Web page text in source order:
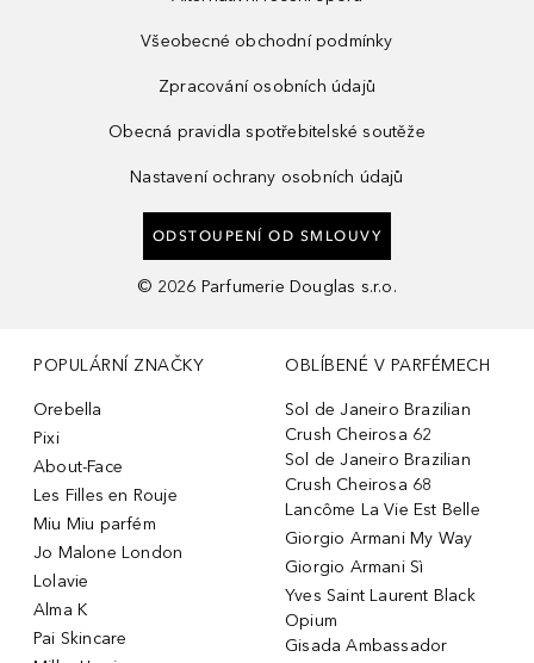
Všeobecné obchodní podmínky
Zpracování osobních údajů
Obecná pravidla spotřebitelské soutěže
Nastavení ochrany osobních údajů
ODSTOUPENÍ OD SMLOUVY
© 2026 Parfumerie Douglas s.r.o.
POPULÁRNÍ ZNAČKY
Orebella
Pixi
About-Face
Les Filles en Rouje
Miu Miu parfém
Jo Malone London
Lolavie
Alma K
Pai Skincare
OBLÍBENÉ V PARFÉMECH
Sol de Janeiro Brazilian
Crush Cheirosa 62
Sol de Janeiro Brazilian
Crush Cheirosa 68
Lancôme La Vie Est Belle
Giorgio Armani My Way
Giorgio Armani Sì
Yves Saint Laurent Black
Opium
Gisada Ambassador